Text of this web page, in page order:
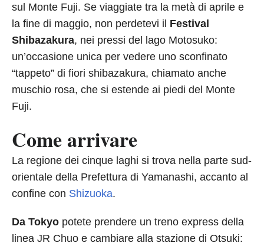
sul Monte Fuji. Se viaggiate tra la metà di aprile e
la fine di maggio, non perdetevi il Festival
Shibazakura, nei pressi del lago Motosuko:
un’occasione unica per vedere uno sconfinato
“tappeto” di fiori shibazakura, chiamato anche
muschio rosa, che si estende ai piedi del Monte
Fuji.
Come arrivare
La regione dei cinque laghi si trova nella parte sud-
orientale della Prefettura di Yamanashi, accanto al
confine con Shizuoka.
Da Tokyo potete prendere un treno express della
linea JR Chuo e cambiare alla stazione di Otsuki: